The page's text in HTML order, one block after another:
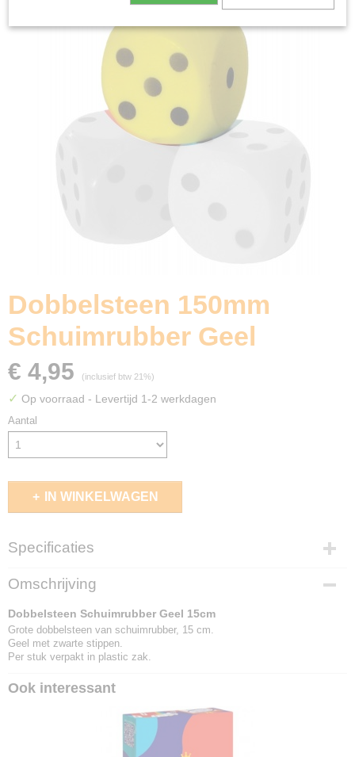
Dobbelsteen 150mm
Schuimrubber Geel
€ 4,95 (inclusief btw 21%)
✓ Op voorraad - Levertijd 1-2 werkdagen
Aantal
IN WINKELWAGEN
Specificaties
EAN code
8008674001905
Omschrijving
Dobbelsteen Schuimrubber Geel 15cm
Grote dobbelsteen van schuimrubber, 15 cm.
Geel met zwarte stippen.
Per stuk verpakt in plastic zak.
Ook interessant